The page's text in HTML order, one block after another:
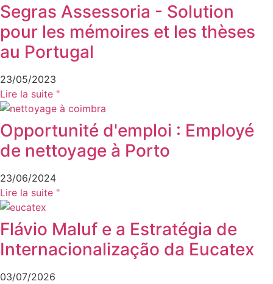
Segras Assessoria - Solution
pour les mémoires et les thèses
au Portugal
23/05/2023
Lire la suite "
Opportunité d'emploi : Employé
de nettoyage à Porto
23/06/2024
Lire la suite "
Flávio Maluf e a Estratégia de
Internacionalização da Eucatex
03/07/2026